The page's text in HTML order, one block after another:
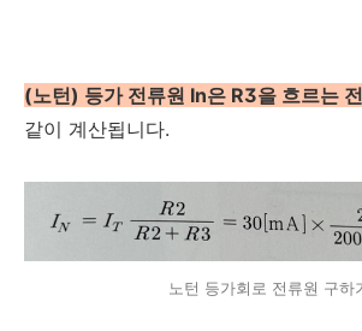
(노턴) 등가 전류원 In은 R3을 흐르는
같이 계산됩니다.
노턴 등가회로 전류원 구하